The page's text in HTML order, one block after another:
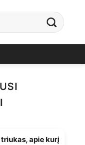
apie kurį